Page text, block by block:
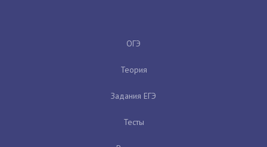
ОГЭ
Теория
Задания ЕГЭ
Тесты